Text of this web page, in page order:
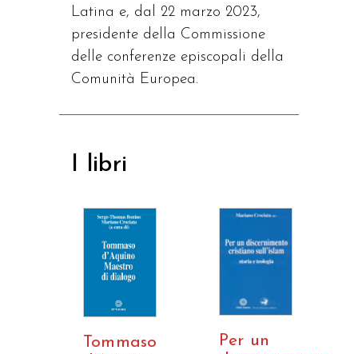
Latina e, dal 22 marzo 2023,
presidente della Commissione
delle conferenze episcopali della
Comunità Europea.
I libri
Tommaso
Per un